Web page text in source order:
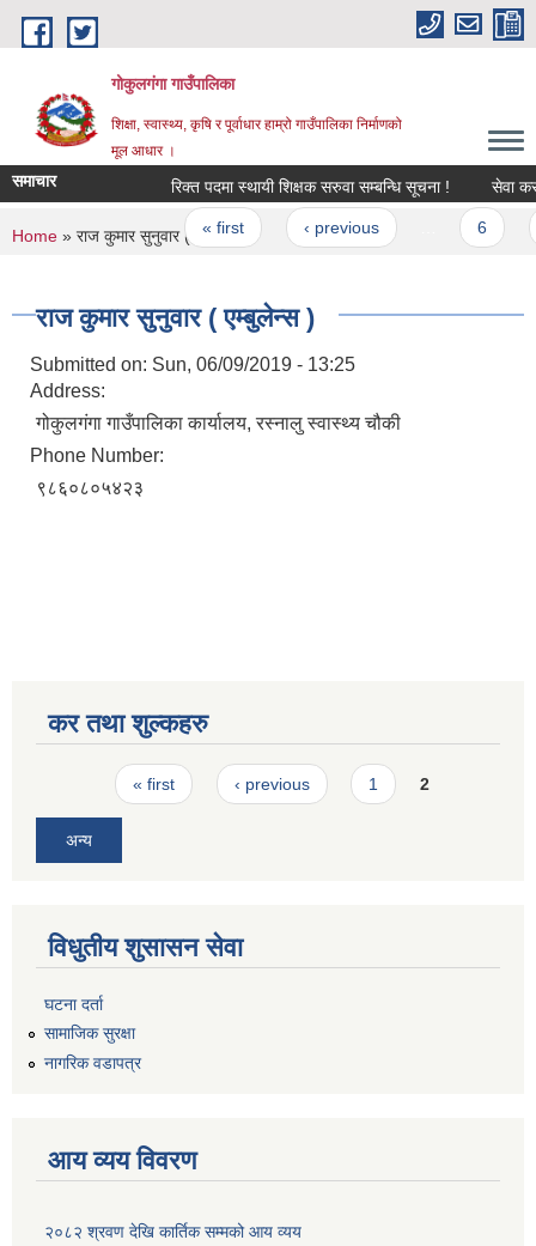
Skip to main content
गोकुलगंगा गाउँपालिका
शिक्षा, स्वास्थ्य, कृषि र पूर्वाधार हाम्रो गाउँपालिका निर्माणको
मूल आधार ।
समाचार रिक्त पदमा स्थायी शिक्षक सरुवा सम्बन्धि सूचना ! सेवा
Pages
« first ‹ previous
You are here
Home » राज कुमार सुनुवार ( एम्बुलेन्स )
राज कुमार सुनुवार ( एम्बुलेन्स )
Submitted on: Sun, 06/09/2019 - 13:25
Address:
गोकुलगंगा गाउँपालिका कार्यालय, रस्नालु स्वास्थ्य चौकी
Phone Number:
९८६०८०५४२३
कर तथा शुल्कहरु
Pages« first ‹ previous 1 2
अन्य
विधुतीय शुसासन सेवा
घटना दर्ता
सामाजिक सुरक्षा
नागरिक वडापत्र
आय व्यय विवरण
२०८२ श्रवण देखि कार्तिक सम्मको आय व्यय